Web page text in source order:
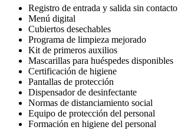
Registro de entrada y salida sin contacto
Menú digital
Cubiertos desechables
Programa de limpieza mejorado
Kit de primeros auxilios
Mascarillas para huéspedes disponibles
Certificación de higiene
Pantallas de protección
Dispensador de desinfectante
Normas de distanciamiento social
Equipo de protección del personal
Formación en higiene del personal